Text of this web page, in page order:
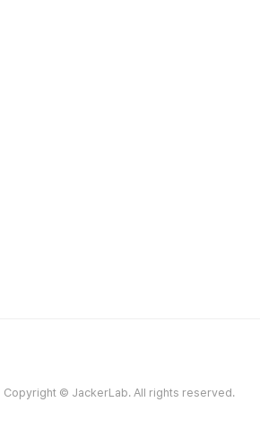
Copyright © JackerLab. All rights reserved.